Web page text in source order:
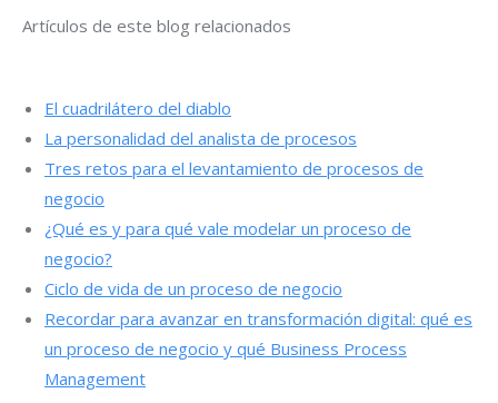
Artículos de este blog relacionados
El cuadrilátero del diablo
La personalidad del analista de procesos
Tres retos para el levantamiento de procesos de
negocio
¿Qué es y para qué vale modelar un proceso de
negocio?
Ciclo de vida de un proceso de negocio
Recordar para avanzar en transformación digital: qué es
un proceso de negocio y qué Business Process
Management